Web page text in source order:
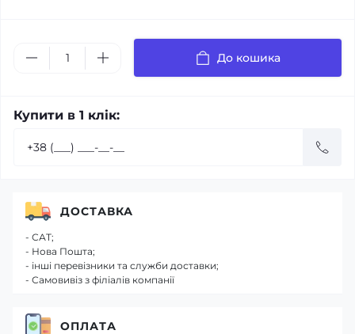
До кошика
Купити в 1 клік:
ДОСТАВКА
- САТ;
- Нова Пошта;
- інші перевізники та служби доставки;
- Самовивіз з філіалів компанії
ОПЛАТА